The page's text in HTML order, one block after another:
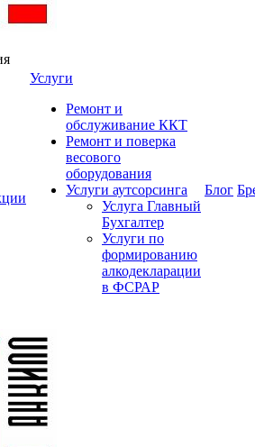
Услуги
Ремонт и
обслуживание ККТ
Ремонт и поверка
весового
оборудования
Услуги аутсорсинга
Услуга Главный
Бухгалтер
Услуги по
формированию
алкодекларации
в ФСРАР
Блог